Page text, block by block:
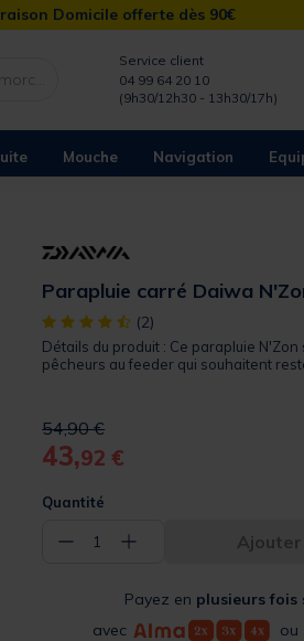
Domicile offerte dès 90€
Service client
04 99 64 20 10
(9h30/12h30 - 13h30/17h)
Mouche Navigation
Parapluie carré Daiwa
[object Object] out of 5 Customer
(2)
Détails du produit : Ce parapluie
pêcheurs au feeder qui souhaitent
Price reduced from
54,90 €to
43,92 €
Quantité
− 1 +
Payez en plusieurs fois
avec
ou